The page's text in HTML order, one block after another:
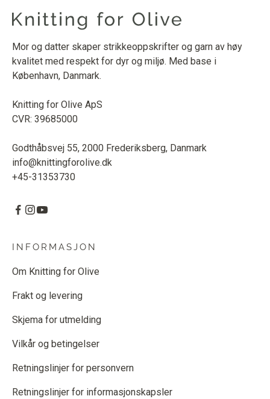
Mor og datter skaper strikkeoppskrifter og garn av høy
kvalitet med respekt for dyr og miljø. Med base i
København, Danmark.
Knitting for Olive ApS
CVR: 39685000
Godthåbsvej 55, 2000 Frederiksberg, Danmark
info@knittingforolive.dk
+45-31353730
INFORMASJON
Om Knitting for Olive
Frakt og levering
Skjema for utmelding
Vilkår og betingelser
Retningslinjer for personvern
Retningslinjer for informasjonskapsler